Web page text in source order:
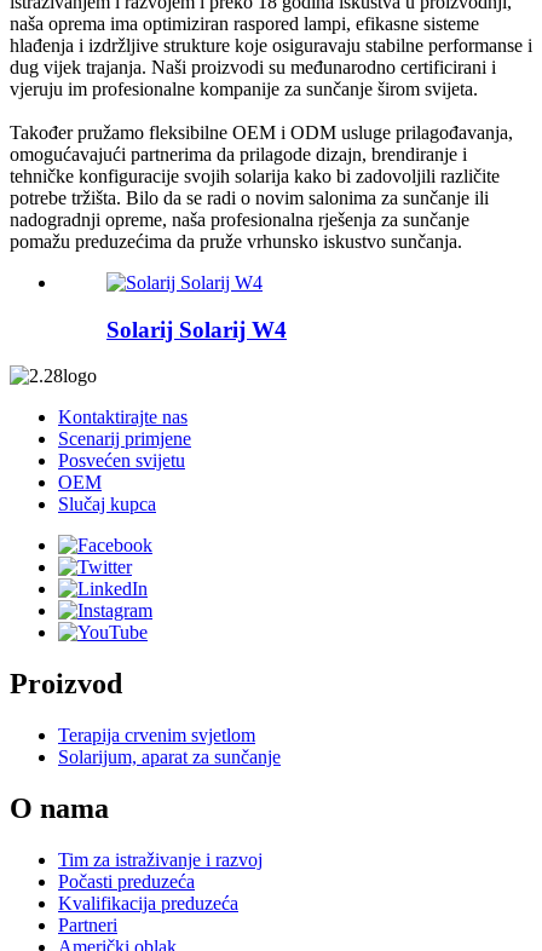
naša oprema ima optimiziran raspored lampi, efikasne sisteme
hlađenja i izdržljive strukture koje osiguravaju stabilne performanse i
dug vijek trajanja. Naši proizvodi su međunarodno certificirani i
vjeruju im profesionalne kompanije za sunčanje širom svijeta.
Također pružamo fleksibilne OEM i ODM usluge prilagođavanja,
omogućavajući partnerima da prilagode dizajn, brendiranje i
tehničke konfiguracije svojih solarija kako bi zadovoljili različite
potrebe tržišta. Bilo da se radi o novim salonima za sunčanje ili
nadogradnji opreme, naša profesionalna rješenja za sunčanje
pomažu preduzećima da pruže vrhunsko iskustvo sunčanja.
Solarij Solarij W4
Kontaktirajte nas
Scenarij primjene
Posvećen svijetu
OEM
Slučaj kupca
Proizvod
Terapija crvenim svjetlom
Solarijum, aparat za sunčanje
O nama
Tim za istraživanje i razvoj
Počasti preduzeća
Kvalifikacija preduzeća
Partneri
Američki oblak